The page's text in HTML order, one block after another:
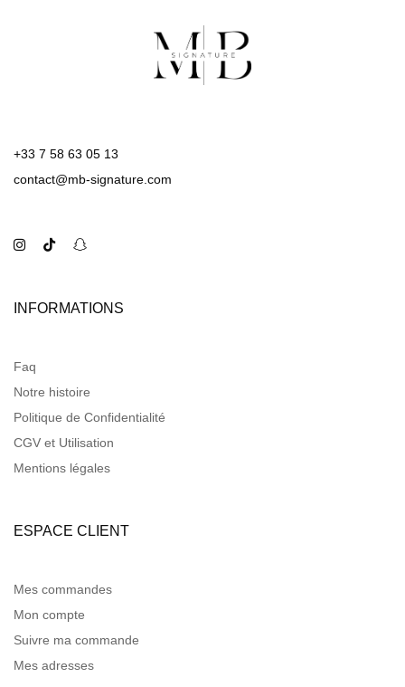
+33 7 58 63 05 13
contact@mb-signature.com
INFORMATIONS
Faq
Notre histoire
Politique de Confidentialité
CGV et Utilisation
Mentions légales
ESPACE CLIENT
Mes commandes
Mon compte
Suivre ma commande
Mes adresses